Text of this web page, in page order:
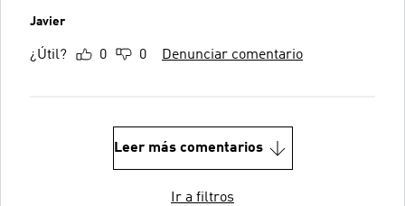
Javier
¿Útil? 0 0 Denunciar comentario
Leer más comentarios
Ir a filtros